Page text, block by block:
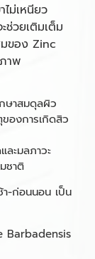
ม่เหนียว
ช่วยเติมเต็ม
ของ Zinc
าพ
ษาสมดุลผิว
องการเกิดสิว
ละมลภาวะ
ชาติ
า-ก่อนนอน เป็น
Barbadensis